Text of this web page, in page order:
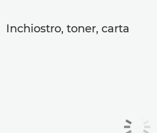
Inchiostro, toner, carta